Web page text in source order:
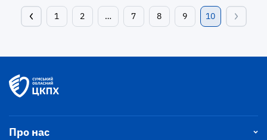
1 2 … 7 8 9 10
Про нас